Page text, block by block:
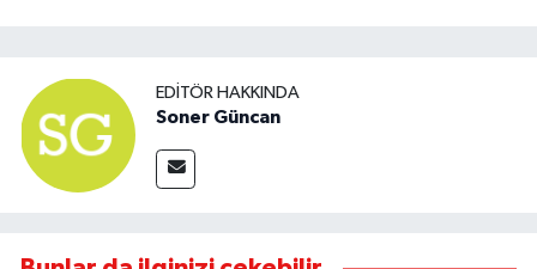
EDITÖR HAKKINDA
Soner Güncan